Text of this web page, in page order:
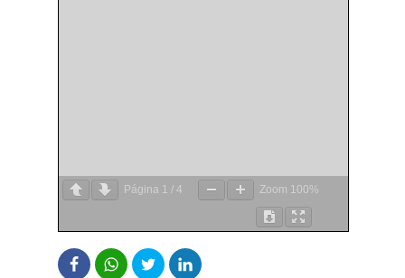
Página 1 / 4 Zoom 100%